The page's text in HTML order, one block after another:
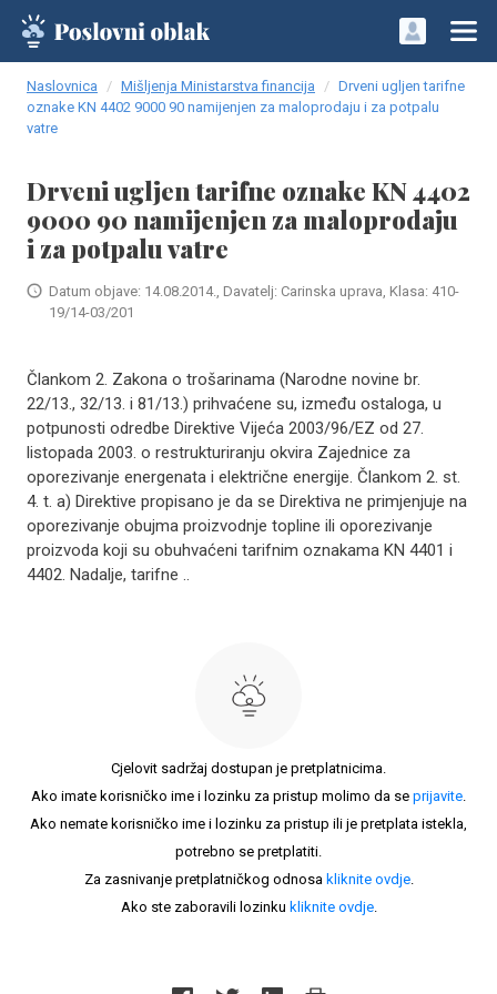
Naslovnica Mišljenja Ministarstva financija
Drveni ugljen tarifne
oznake KN 4402 9000 90 namijenjen za maloprodaju i za potpalu
vatre
Drveni ugljen tarifne oznake KN 4402
9000 90 namijenjen za maloprodaju
i za potpalu vatre
Datum objave: 14.08.2014., Davatelj: Carinska uprava, Klasa: 410-
19/14-03/201
Člankom 2. Zakona o trošarinama (Narodne novine br.
22/13., 32/13. i 81/13.) prihvaćene su, između ostaloga, u
potpunosti odredbe Direktive Vijeća 2003/96/EZ od 27.
listopada 2003. o restrukturiranju okvira Zajednice za
oporezivanje energenata i električne energije. Člankom 2. st.
4. t. a) Direktive propisano je da se Direktiva ne primjenjuje na
oporezivanje obujma proizvodnje topline ili oporezivanje
proizvoda koji su obuhvaćeni tarifnim oznakama KN 4401 i
4402. Nadalje, tarifne ..
Cjelovit sadržaj dostupan je pretplatnicima.
Ako imate korisničko ime i lozinku za pristup molimo da se prijavite.
Ako nemate korisničko ime i lozinku za pristup ili je pretplata istekla,
potrebno se pretplatiti.
Za zasnivanje pretplatničkog odnosa kliknite ovdje.
Ako ste zaboravili lozinku kliknite ovdje.